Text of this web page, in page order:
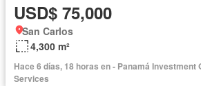
USD$ 75,000
San Carlos
4,300 m²
Hace 6 días, 18 horas en - Panamá Investment
Services